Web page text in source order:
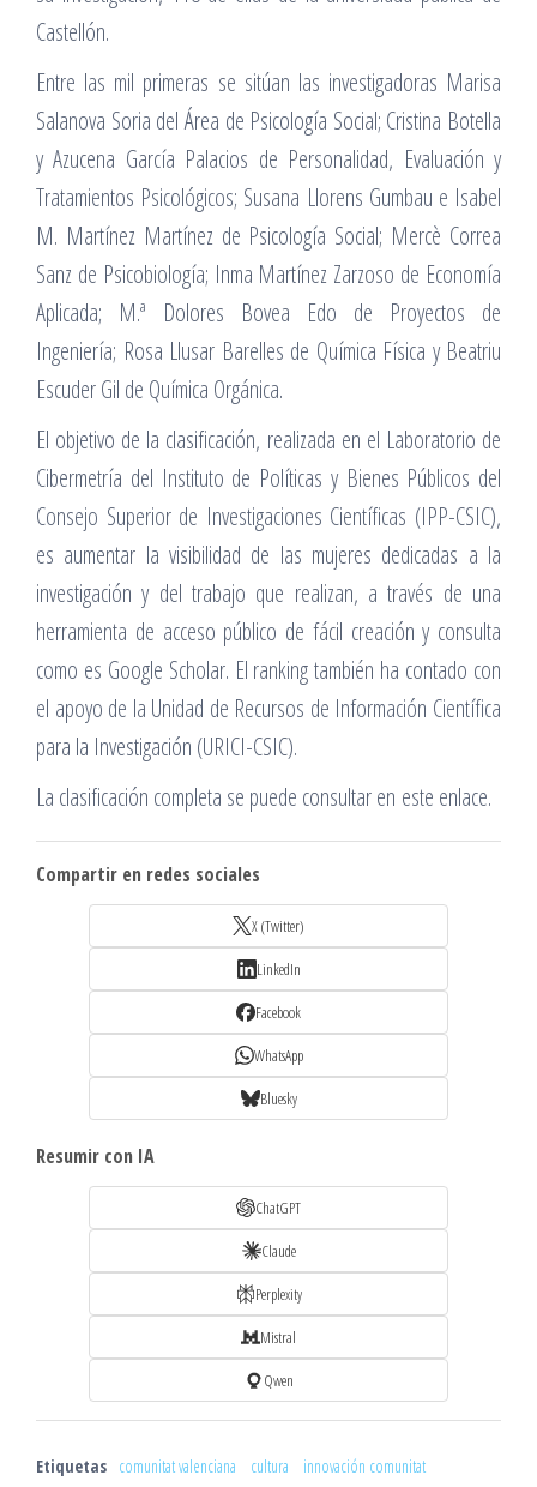
Castellón.
Entre las mil primeras se sitúan las investigadoras Marisa
Salanova Soria del Área de Psicología Social; Cristina Botella
y Azucena García Palacios de Personalidad, Evaluación y
Tratamientos Psicológicos; Susana Llorens Gumbau e Isabel
M. Martínez Martínez de Psicología Social; Mercè Correa
Sanz de Psicobiología; Inma Martínez Zarzoso de Economía
Aplicada; M.ª Dolores Bovea Edo de Proyectos de
Ingeniería; Rosa Llusar Barelles de Química Física y Beatriu
Escuder Gil de Química Orgánica.
El objetivo de la clasificación, realizada en el Laboratorio de
Cibermetría del Instituto de Políticas y Bienes Públicos del
Consejo Superior de Investigaciones Científicas (IPP-CSIC),
es aumentar la visibilidad de las mujeres dedicadas a la
investigación y del trabajo que realizan, a través de una
herramienta de acceso público de fácil creación y consulta
como es Google Scholar. El ranking también ha contado con
el apoyo de la Unidad de Recursos de Información Científica
para la Investigación (URICI-CSIC).
La clasificación completa se puede consultar en este enlace.
Compartir en redes sociales
X (Twitter)
LinkedIn
Facebook
WhatsApp
Bluesky
Resumir con IA
ChatGPT
Claude
Perplexity
Mistral
Qwen
Etiquetas comunitat valenciana cultura
innovación comunitat